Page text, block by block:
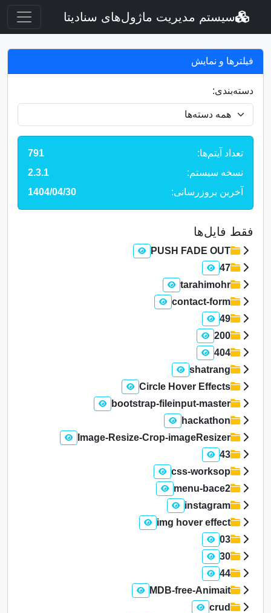
سیستم مدیریت ماژول‌های سنادیتا
فیلترها و نمایش
دسته‌بندی:
تعداد آیتم‌ها:
791
نسخه سیستم:
2.3.1
آخرین بروزرسانی:
1404/04/30
فقط فایل‌ها
PUSH FADE OUT
47
tarahimohr
contact-form
49
200
404
shatrang
Circle Hover Effects
bootstrap-fileinput-master
hackathon
Image-Resize-Crop-imageResizer
43
css-worksop
menu-bace2
instagram
img hover effect
03
30
44
MDB-free-Animait
crud